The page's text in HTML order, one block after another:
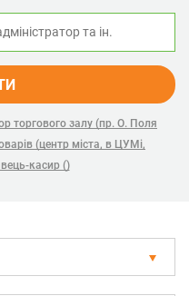
торгового залу (пр. О. Поля
(центр міста, в ЦУМі,
касир ()